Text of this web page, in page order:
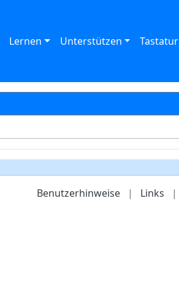
Lernen Unterstützen Tastatur
Benutzerhinweise | Links |